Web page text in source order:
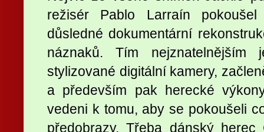
režisér Pablo Larraín
důsledné dokumentární
náznaků. Tím nejznatelnějším
stylizované digitální kamery,
a především pak herecké
vedeni k tomu, aby se pokoušeli
předobrazy. Třeba dánský